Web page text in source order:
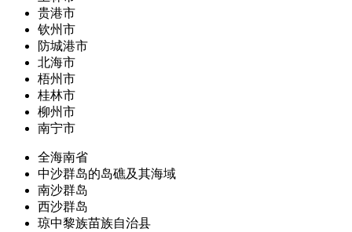
贵港市
钦州市
防城港市
北海市
梧州市
桂林市
柳州市
南宁市
全海南省
中沙群岛的岛礁及其海域
南沙群岛
西沙群岛
琼中黎族苗族自治县